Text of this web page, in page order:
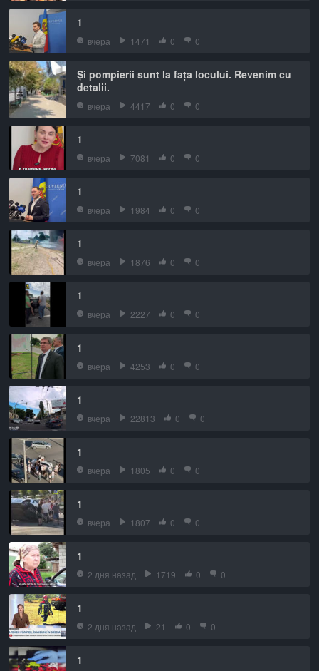
1
вчера 1471 0 0
Și pompierii sunt la fața locului. Revenim cu
detalii.
вчера 4417 0 0
1
вчера 7081 0 0
1
вчера 1984 0 0
1
вчера 1876 0 0
1
вчера 2227 0 0
1
вчера 4253 0 0
1
вчера 22813 0 0
1
вчера 1805 0 0
1
вчера 1807 0 0
1
2 дня назад 1719 0 0
1
2 дня назад 21 0 0
1